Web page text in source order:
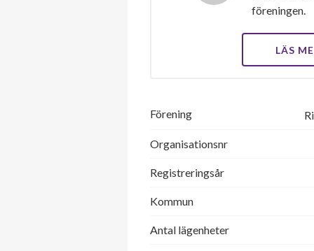
föreningen.
LÄS
Förening
Organisationsnr
Registreringsår
Kommun
Antal lägenheter